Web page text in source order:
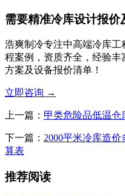
需要精准冷库设计报价
浩爽制冷专注中高端冷库工
程案例，资质齐全，经验
方案及设备报价清单！
立即咨询 →
上一篇： 甲类危险品低温仓
下一篇： 2000平米冷库造
算表
推荐阅读